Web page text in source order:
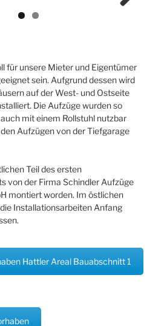
für unsere Mieter und Eigentümer
sein. Aufgrund dessen wird
auf der West- und Ostseite
Die Aufzüge wurden so
mit einem Rollstuhl nutzbar
Aufzügen von der Tiefgarage
Teil des ersten
von der Firma Schindler Aufzüge
montiert worden. Im östlichen
Installationsarbeiten Anfang
Hattler Areal Bauabschnitt 1